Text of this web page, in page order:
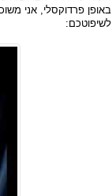
באופן פרדוקסלי, אני
לשיפוטכם: